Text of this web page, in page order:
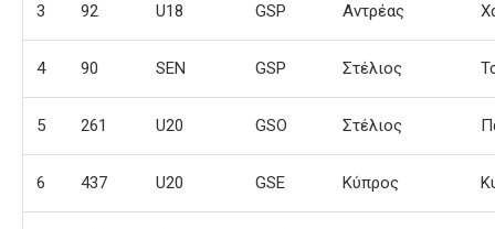
3 92 U18 GSP Αντρέας
4 90 SEN GSP Στέλιος
5 261 U20 GSO Στέλιος
6 437 U20 GSE Κύπρος